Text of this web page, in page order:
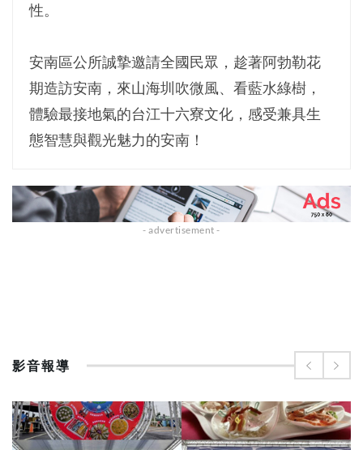
性。
安南區公所誠摯邀請全國民眾，趁著阿勃勒花
期造訪安南，來山海圳吹微風、看藍水綠樹，
體驗最接地氣的台江十六寮文化，感受兼具生
態智慧與觀光魅力的安南！
影音報導